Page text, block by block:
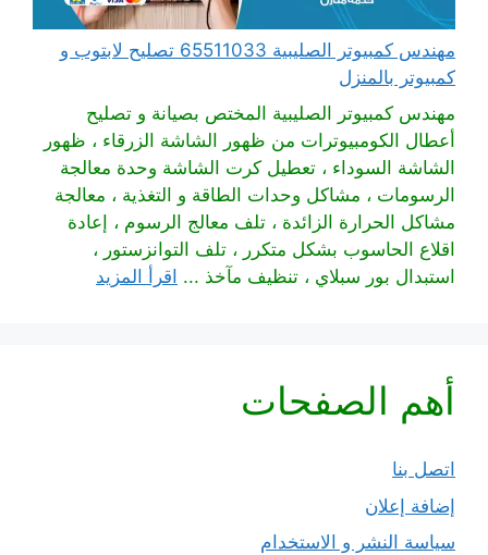
مهندس كمبيوتر الصليبية 65511033 تصليح لابتوب و
كمبيوتر بالمنزل
مهندس كمبيوتر الصليبية المختص بصيانة و تصليح
أعطال الكومبيوترات من ظهور الشاشة الزرقاء ، ظهور
الشاشة السوداء ، تعطيل كرت الشاشة وحدة معالجة
الرسومات ، مشاكل وحدات الطاقة و التغذية ، معالجة
مشاكل الحرارة الزائدة ، تلف معالج الرسوم ، إعادة
اقلاع الحاسوب بشكل متكرر ، تلف التوانزستور ،
استبدال بور سبلاي ، تنظيف مآخذ ... اقرأ المزيد
أهم الصفحات
اتصل بنا
إضافة إعلان
سياسة النشر و الاستخدام